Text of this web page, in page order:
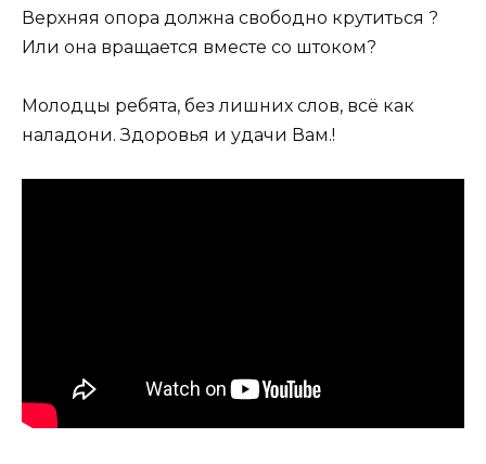
Верхняя опора должна свободно крутиться ?
Или она вращается вместе со штоком?
Молодцы ребята, без лишних слов, всё как
наладони. Здоровья и удачи Вам.!